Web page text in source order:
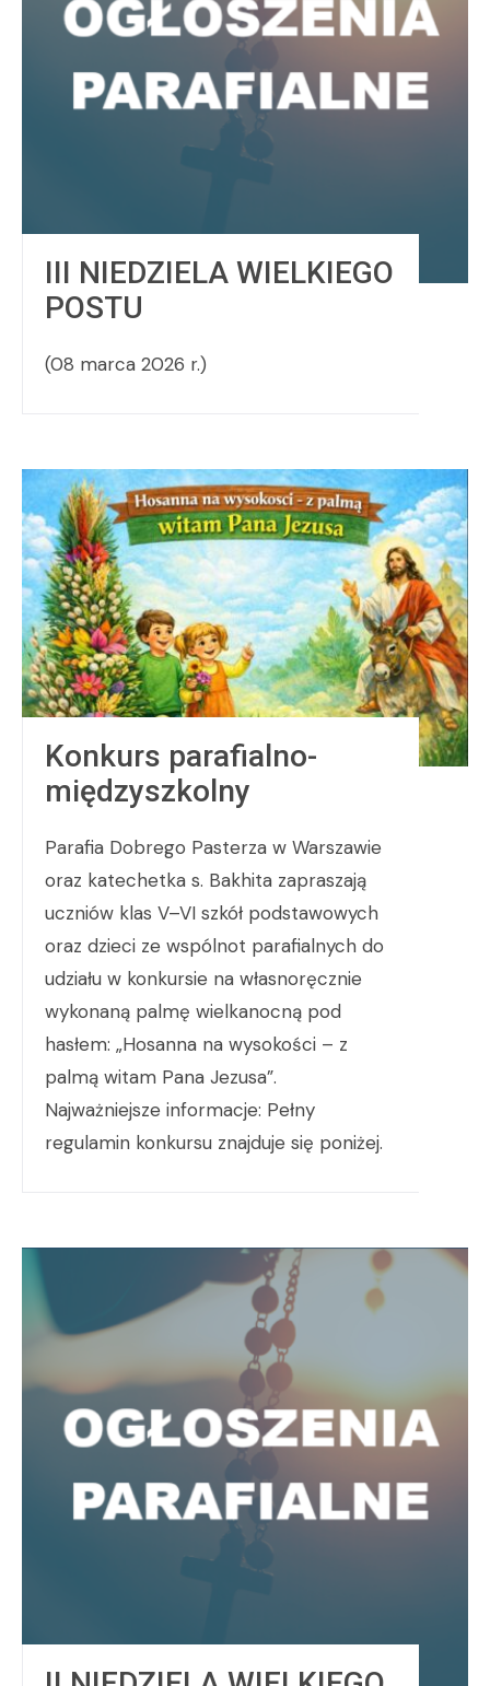
III NIEDZIELA WIELKIEGO
POSTU
(08 marca 2026 r.)
Konkurs parafialno-
międzyszkolny
Parafia Dobrego Pasterza w Warszawie
oraz katechetka s. Bakhita zapraszają
uczniów klas V–VI szkół podstawowych
oraz dzieci ze wspólnot parafialnych do
udziału w konkursie na własnoręcznie
wykonaną palmę wielkanocną pod
hasłem: „Hosanna na wysokości – z
palmą witam Pana Jezusa”.
Najważniejsze informacje: Pełny
regulamin konkursu znajduje się poniżej.